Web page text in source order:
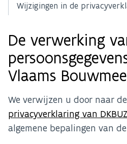
Wijzigingen in de
De verwerking
Vlaams
We verwijzen u door naar de
privacyverklaring van
algemene bepalingen van